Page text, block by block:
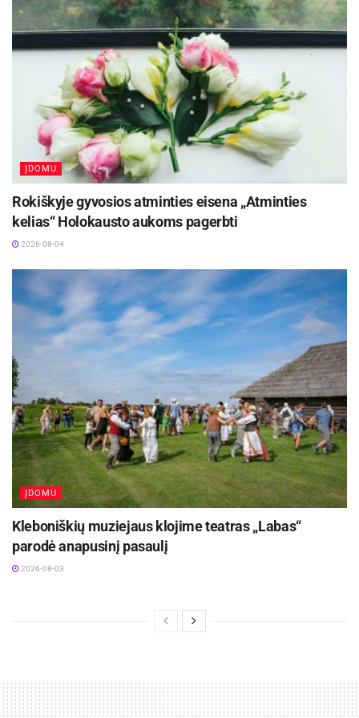
ĮDOMU
Rokiškyje gyvosios atminties eisena „Atminties
kelias“ Holokausto aukoms pagerbti
2026-08-04
ĮDOMU
Kleboniškių muziejaus klojime teatras „Labas“
parodė anapusinį pasaulį
2026-08-03